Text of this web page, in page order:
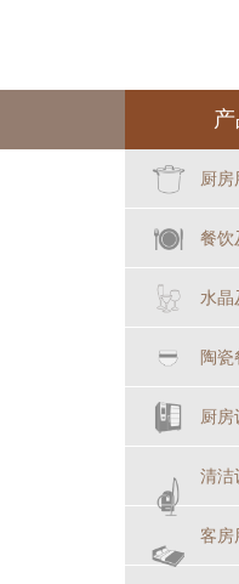
厨房
餐饮
水晶
陶瓷
厨房
清洁
客房